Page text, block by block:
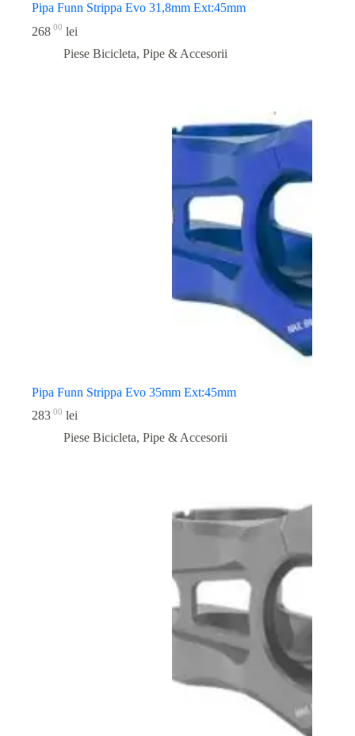
Pipa Funn Strippa Evo 31,8mm Ext:45mm
268 00 lei
Piese Bicicleta, Pipe & Accesorii
Pipa Funn Strippa Evo 35mm Ext:45mm
283 00 lei
Piese Bicicleta, Pipe & Accesorii